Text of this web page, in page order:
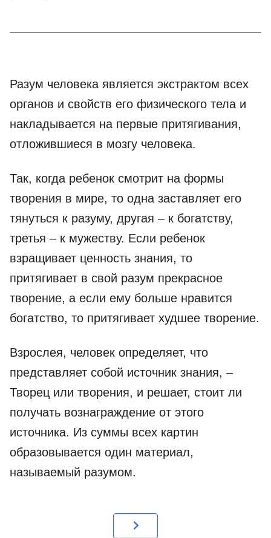
Разум человека является экстрактом всех
органов и свойств его физического тела и
накладывается на первые притягивания,
отложившиеся в мозгу человека.
Так, когда ребенок смотрит на формы
творения в мире, то одна заставляет его
тянуться к разуму, другая – к богатству,
третья – к мужеству. Если ребенок
взращивает ценность знания, то
притягивает в свой разум прекрасное
творение, а если ему больше нравится
богатство, то притягивает худшее творение.
Взрослея, человек определяет, что
представляет собой источник знания, –
Творец или творения, и решает, стоит ли
получать вознаграждение от этого
источника. Из суммы всех картин
образовывается один материал,
называемый разумом.